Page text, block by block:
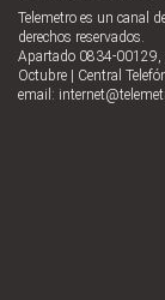
Telemetro es un canal
derechos reservados.
Apartado 0834-00129,
Octubre | Central
email: